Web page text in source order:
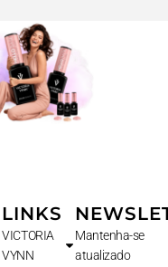
LINKS
VICTORIA
VYNN
Mantenha-se
atualizado